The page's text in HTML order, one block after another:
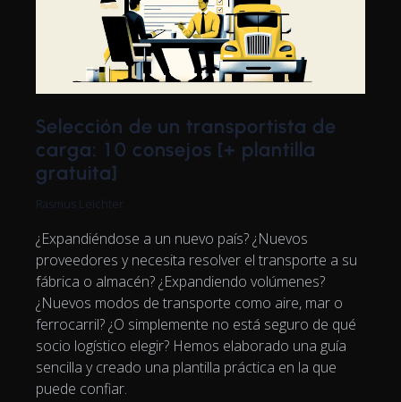
Selección de un transportista de
carga: 10 consejos [+ plantilla
gratuita]
Rasmus Leichter
¿Expandiéndose a un nuevo país? ¿Nuevos
proveedores y necesita resolver el transporte a su
fábrica o almacén? ¿Expandiendo volúmenes?
¿Nuevos modos de transporte como aire, mar o
ferrocarril? ¿O simplemente no está seguro de qué
socio logístico elegir? Hemos elaborado una guía
sencilla y creado una plantilla práctica en la que
puede confiar.